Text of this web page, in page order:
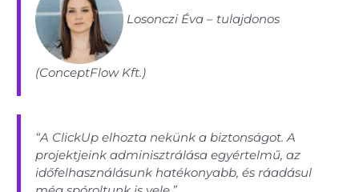
Losonczi Éva – tulajdonos
(ConceptFlow Kft.)
“A ClickUp elhozta nekünk a biztonságot. A
projektjeink adminisztrálása egyértelmű, az
időfelhasználásunk hatékonyabb, és ráadásul